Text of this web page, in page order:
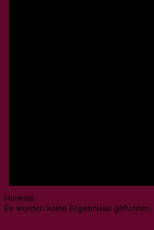
Hinweis
Es wurden keine Ergebnisse gefunden.